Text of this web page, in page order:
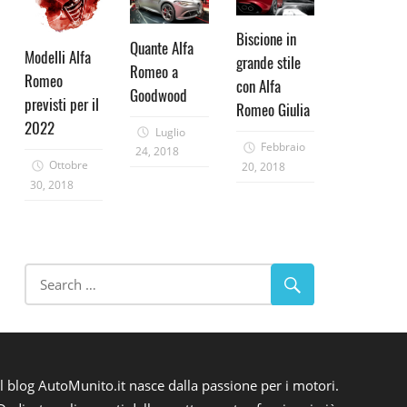
Modelli Alfa
Romeo
previsti per il
2022
Ottobre
30, 2018
Quante Alfa
Romeo a
Goodwood
Luglio
24, 2018
Biscione in
grande stile
con Alfa
Romeo Giulia
Febbraio
20, 2018
blog AutoMunito.it nasce dalla passione per i motori.